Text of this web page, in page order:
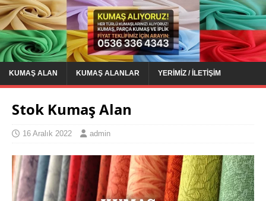
KUMAŞ ALAN KUMAŞ ALANLAR YERIMIZ / İLETIŞIM
Stok Kumaş Alan
16 Aralık 2022 admin